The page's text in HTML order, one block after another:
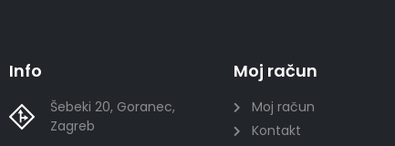
Info
Šebeki 20, Goranec,
Zagreb
Moj račun
Moj račun
Kontakt